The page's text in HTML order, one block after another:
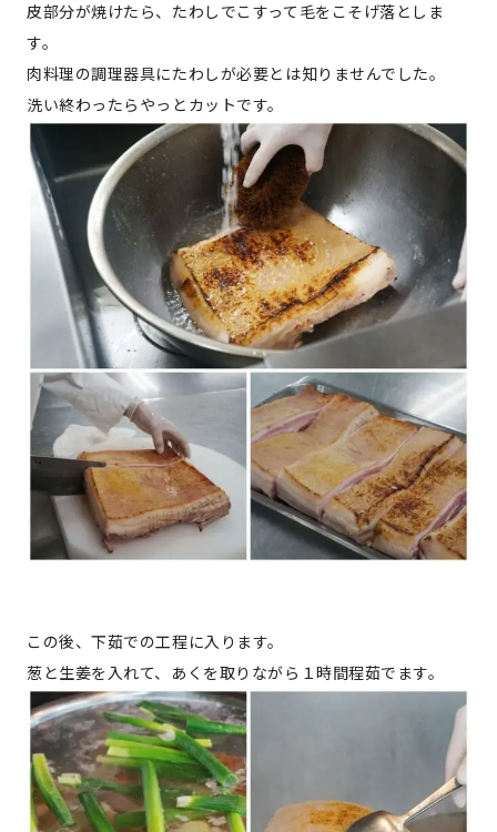
皮部分が焼けたら、たわしでこすって毛をこそげ落としま
す。
肉料理の調理器具にたわしが必要とは知りませんでした。
洗い終わったらやっとカットです。
この後、下茹での工程に入ります。
葱と生姜を入れて、あくを取りながら１時間程茹でます。